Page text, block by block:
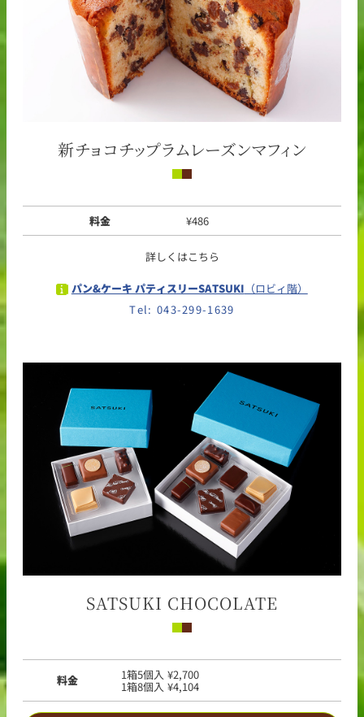
新チョコチップラムレーズンマフィン
料金 ¥486
詳しくはこちら
パン&ケーキ パティスリーSATSUKI （ロビィ階）
Tel: 043-299-1639
SATSUKI CHOCOLATE
料金 1箱5個入 ¥2,700
1箱8個入 ¥4,104